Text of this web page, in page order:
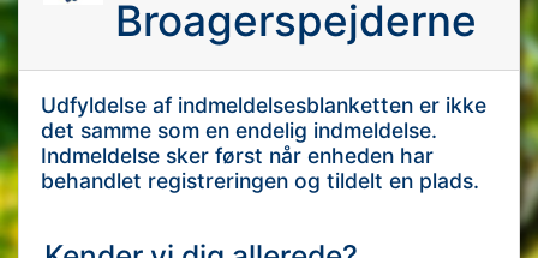
Broagerspejderne
Udfyldelse af indmeldelsesblanketten er ikke
det samme som en endelig indmeldelse.
Indmeldelse sker først når enheden har
behandlet registreringen og tildelt en plads.